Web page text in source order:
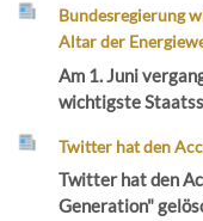
Bundesregierung
Altar der
Am 1. Juni
wichtigste
Twitter hat den
Twitter hat den
Generation"